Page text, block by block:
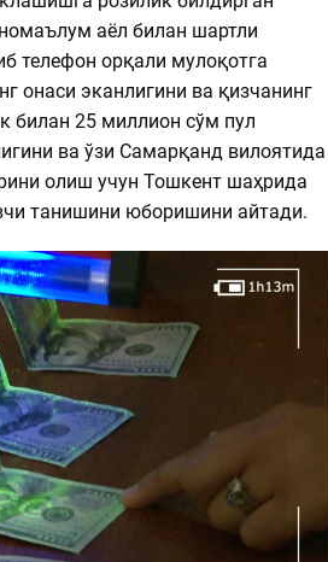
аёл билан шартли
телефон орқали мулоқотга
онаси эканлигини ва қизчанинг
билан 25 миллион сўм пул
ва ўзи Самарқанд вилоятида
олиш учун Тошкент шаҳрида
танишини юборишини айтади.